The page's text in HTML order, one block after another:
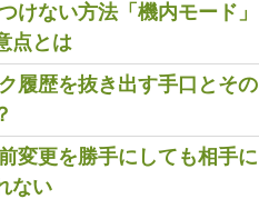
けない方法「機内モード」
点とは
履歴を抜き出す手口とその
変更を勝手にしても相手に
ない